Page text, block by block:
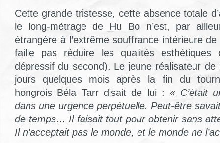
Cette grande tristesse, cette absence totale
le long-métrage de Hu Bo n’est, par
étrangère à l’extrême souffrance intérieure de
faille pas réduire les qualités esthétiques
dépressif du second). Le jeune réalisateur
jours quelques mois après la fin du
hongrois Béla Tarr disait de lui : « C’était
dans une urgence perpétuelle. Peut-être
de temps… Il faisait tout pour obtenir sans
Il n’acceptait pas le monde, et le monde ne